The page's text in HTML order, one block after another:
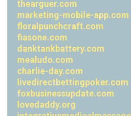
thearguer.com
marketing-mobile-app.com
floralpunchcraft.com
fiasone.com
danktankbattery.com
mealudo.com
charlie-day.com
livedirectbettingpoker.com
foxbusinessupdate.com
lovedaddy.org